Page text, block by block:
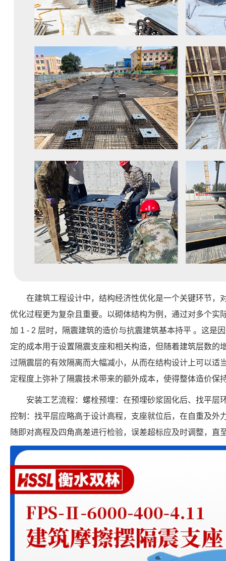
在建筑工程设计中，结构经济性优化是一个关键环节，
优化过程更为复杂且重要。以砌体结构为例，通过对多个实
加 1 - 2 层时，隔震建筑的造价与抗震建筑基本持平 。这是
定的成本用于设置隔震支座和相关构造，但随着建筑层数的
过隔震层的有效隔离而大幅减小，从而在结构设计上可以适
定程度上弥补了隔震技术带来的额外成本，使得整体造价保
安装工艺流程：螺栓预埋：在预埋砂浆固化后、找平层
控制：找平层应略高于设计高程，支座就位后，在自重及外
随即对高程及四角高差进行检验，误差超标应及时调整，直